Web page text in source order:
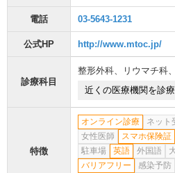
電話 03-5643-1231
公式HP http://www.mtoc.jp/
診療科目
整形外科、 リウマチ科、
近くの医療機関を診
特徴
オンライン診療 ネット
女性医師
スマホ保険証
駐車場
英語 外国語
バリアフリー
感染予防